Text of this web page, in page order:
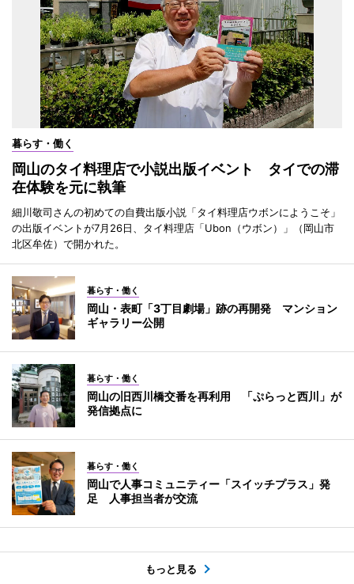
暮らす・働く
岡山のタイ料理店で小説出版イベント タイでの滞
在体験を元に執筆
細川敬司さんの初めての自費出版小説「タイ料理店ウボンにようこそ」
の出版イベントが7月26日、タイ料理店「Ubon（ウボン）」（岡山市
北区牟佐）で開かれた。
暮らす・働く
岡山・表町「3丁目劇場」跡の再開発 マンション
ギャラリー公開
暮らす・働く
岡山の旧西川橋交番を再利用 「ぷらっと西川」が
発信拠点に
暮らす・働く
岡山で人事コミュニティー「スイッチプラス」発
足 人事担当者が交流
もっと見る